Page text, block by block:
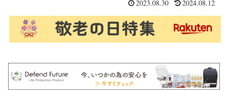
2023.08.30 2024.08.12